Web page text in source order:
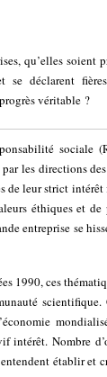
qu’elles
se déclarent
véritable ?
sociale
les directions
de leur strict
éthiques et
entreprise se
1990, ces
Nombre
établir et